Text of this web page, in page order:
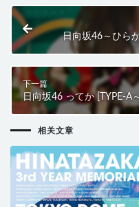
日向坂46～ひら
ま
下一篇
日向坂46 ってか [TYPE-A
蓝光原盘 55.9G
相关文章